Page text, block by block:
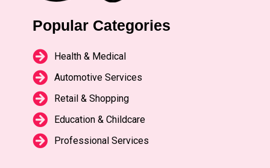
Popular Categories
Health & Medical
Automotive Services
Retail & Shopping
Education & Childcare
Professional Services